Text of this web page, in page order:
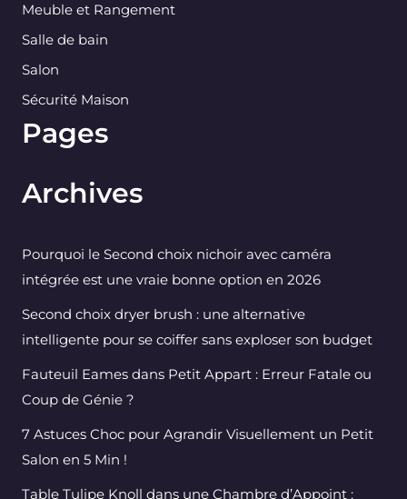
Meuble et Rangement
Salle de bain
Salon
Sécurité Maison
Pages
Archives
Pourquoi le Second choix nichoir avec caméra
intégrée est une vraie bonne option en 2026
Second choix dryer brush : une alternative
intelligente pour se coiffer sans exploser son budget
Fauteuil Eames dans Petit Appart : Erreur Fatale ou
Coup de Génie ?
7 Astuces Choc pour Agrandir Visuellement un Petit
Salon en 5 Min !
Table Tulipe Knoll dans une Chambre d’Appoint :